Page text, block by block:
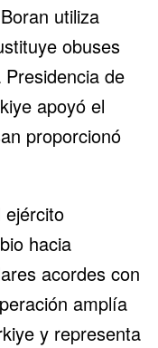
utiliza
obuses
de
apoyó el
proporcionó
ejército
hacia
acordes con
amplía
y representa